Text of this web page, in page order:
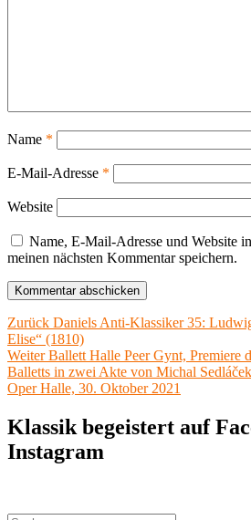
Name *
E-Mail-Adresse *
Website
Name, E-Mail-Adresse und Website
meinen nächsten Kommentar speichern.
Beitragsnavigation
Zurück Vorheriger
Beitrag:
Daniels Anti-Klassiker 35:
Elise“ (1810)
Weiter Nächster
Beitrag:
Ballett Halle Peer Gynt, Premiere
Balletts in zwei Akte von Michal Sedláček
Oper Halle, 30. Oktober 2021
Klassik begeistert auf
Instagram